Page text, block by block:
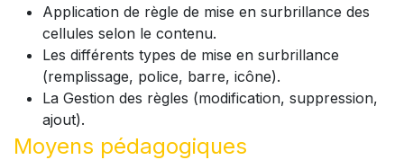
Application de règle de mise en surbrillance des
cellules selon le contenu.
Les différents types de mise en surbrillance
(remplissage, police, barre, icône).
La Gestion des règles (modification, suppression,
ajout).
Moyens pédagogiques